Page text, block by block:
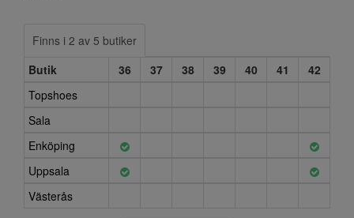
Finns i 2 av 5 butiker
Butik
36 37 38 39 40 41
42
Topshoes
Sala
Enköping
Uppsala
Västerås